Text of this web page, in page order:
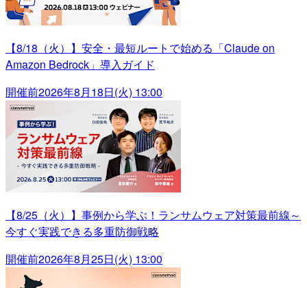
【8/18（火）】安全・最短ルートで始める「Claude on
Amazon Bedrock」導入ガイド
開催前2026年8月18日(火) 13:00
【8/25（火）】事例から学ぶ！ランサムウェア対策最前線～
今すぐ実践できる多重防御戦略
開催前2026年8月25日(火) 13:00